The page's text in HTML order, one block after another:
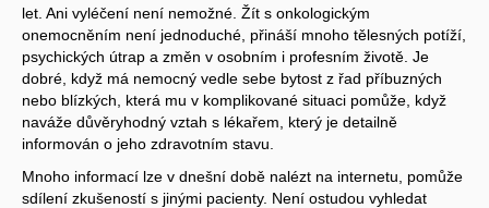
let. Ani vyléčení není nemožné. Žít s onkologickým
onemocněním není jednoduché, přináší mnoho tělesných potíží,
psychických útrap a změn v osobním i profesním životě. Je
dobré, když má nemocný vedle sebe bytost z řad příbuzných
nebo blízkých, která mu v komplikované situaci pomůže, když
naváže důvěryhodný vztah s lékařem, který je detailně
informován o jeho zdravotním stavu.
Mnoho informací lze v dnešní době nalézt na internetu, pomůže
sdílení zkušeností s jinými pacienty. Není ostudou vyhledat